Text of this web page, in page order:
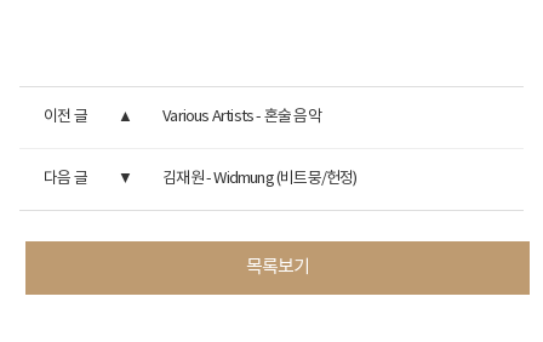
이전 글 Various Artists - 혼술 음악
다음 글 김재원 - Widmung (비트뭉/헌정)
목록보기